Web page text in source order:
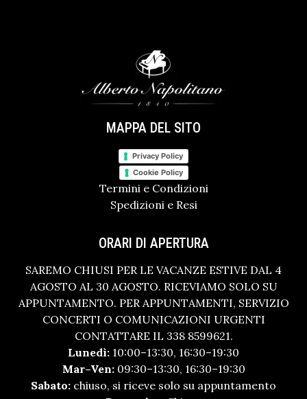
MAPPA DEL SITO
Privacy Policy
Cookie Policy
Termini e Condizioni
Spedizioni e Resi
ORARI DI APERTURA
SAREMO CHIUSI PER LE VACANZE ESTIVE DAL 4
AGOSTO AL 30 AGOSTO. RICEVIAMO SOLO SU
APPUNTAMENTO. PER APPUNTAMENTI, SERVIZIO
CONCERTI O COMUNICAZIONI URGENTI
CONTATTARE IL 338 8599621.
Lunedì: 10:00–13:30, 16:30–19:30
Mar–Ven:09:30–13:30, 16:30–19:30
Sabato: chiuso, si riceve solo su appuntamento